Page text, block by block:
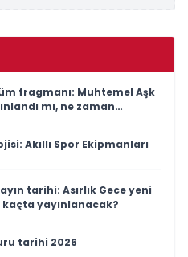
fragmanı: Muhtemel Aşk
mı, ne zaman
Akıllı Spor Ekipmanları
tarihi: Asırlık Gece yeni
yayınlanacak?
tarihi 2026